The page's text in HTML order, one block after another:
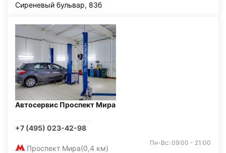
Сиреневый бульвар, 83б
Автосервис Проспект Мира
+7 (495) 023-42-98
Проспект Мира(0,4 км)
Пн-Вс: 09:00 - 21:00